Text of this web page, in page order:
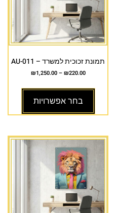
תמונת זכוכית למשרד – AU-011
₪220.00
–
₪1,250.00
בחר אפשרויות